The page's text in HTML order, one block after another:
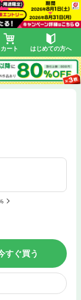
カート はじめての方へ
すぐ買う